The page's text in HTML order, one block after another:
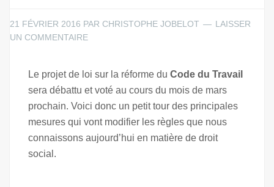
21 FÉVRIER 2016 PAR CHRISTOPHE JOBELOT
LAISSER
UN COMMENTAIRE
Le projet de loi sur la réforme du Code du Travail
sera débattu et voté au cours du mois de mars
prochain. Voici donc un petit tour des principales
mesures qui vont modifier les règles que nous
connaissons aujourd’hui en matière de droit
social.